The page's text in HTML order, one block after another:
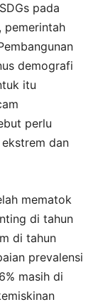
pada
pemerintah
demografi
itu
perlu
dan
mematok
di tahun
di tahun
prevalensi
masih di